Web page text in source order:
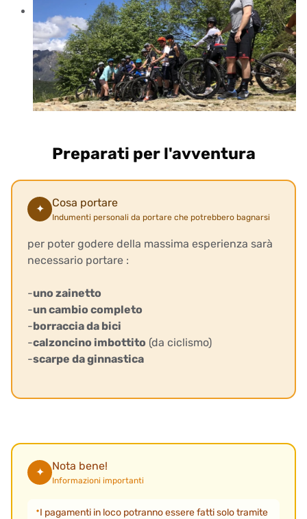
Preparati per l'avventura
✦ Cosa portare
Indumenti personali da portare che potrebbero bagnarsi
per poter godere della massima esperienza sarà
necessario portare :
-uno zainetto
-un cambio completo
-borraccia da bici
-calzoncino imbottito (da ciclismo)
-scarpe da ginnastica
✦ Nota bene!
Informazioni importanti
I pagamenti in loco potranno essere fatti solo tramite